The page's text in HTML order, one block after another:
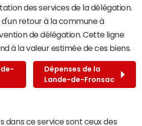
des services de la délégation.
retour à la commune à
de délégation. Cette ligne
à la valeur estimée de ces biens.
Dépenses de la
Lande-de-Fronsac
dans ce service sont ceux des